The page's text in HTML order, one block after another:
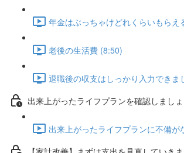
年金はぶっちゃけどれくらいもらえ
老後の生活費 (8:50)
退職後の収支はしっかり入力できま
出来上がったライフプランを確認しましょ
出来上がったライフプランに不備